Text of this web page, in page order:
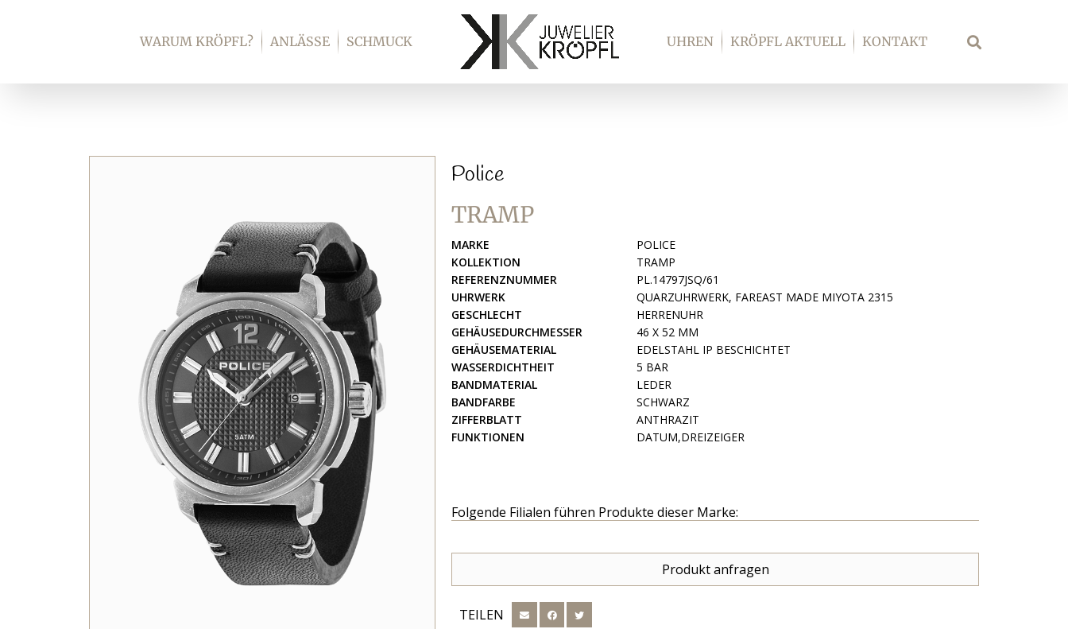
WARUM KRÖPFL? ANLÄSSE SCHMUCK UHREN KRÖPFL AKTUELL KONTAKT Suche
Police
TRAMP
MARKE
POLICE
KOLLEKTION
TRAMP
REFERENZNUMMER
PL.14797JSQ/61
UHRWERK
QUARZUHRWERK, FAREAST MADE MIYOTA 2315
GESCHLECHT
HERRENUHR
GEHÄUSEDURCHMESSER
46 X 52 MM
GEHÄUSEMATERIAL
EDELSTAHL IP BESCHICHTET
WASSERDICHTHEIT
5 BAR
BANDMATERIAL
LEDER
BANDFARBE
SCHWARZ
ZIFFERBLATT
ANTHRAZIT
FUNKTIONEN
DATUM,DREIZEIGER
Folgende Filialen führen Produkte dieser Marke:
Produkt anfragen
TEILEN